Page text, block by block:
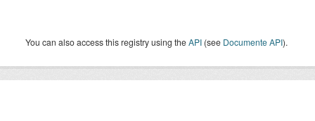
You can also access this registry using theAPI (see Documente API).